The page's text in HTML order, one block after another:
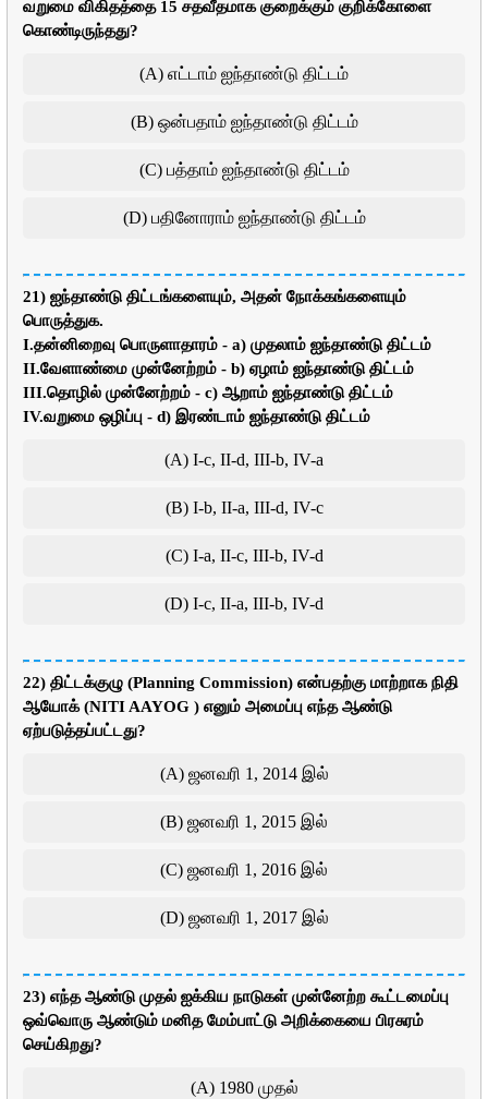
வறுமை விகிதத்தை 15 சதவீதமாக குறைக்கும் குறிக்கோளை
கொண்டிருந்தது?
(A) எட்டாம் ஐந்தாண்டு திட்டம்
(B) ஒன்பதாம் ஐந்தாண்டு திட்டம்
(C) பத்தாம் ஐந்தாண்டு திட்டம்
(D) பதினோராம் ஐந்தாண்டு திட்டம்
21) ஐந்தாண்டு திட்டங்களையும், அதன் நோக்கங்களையும்
பொருத்துக.
I.தன்னிறைவு பொருளாதாரம் - a) முதலாம் ஐந்தாண்டு திட்டம்
II.வேளாண்மை முன்னேற்றம் - b) ஏழாம் ஐந்தாண்டு திட்டம்
III.தொழில் முன்னேற்றம் - c) ஆறாம் ஐந்தாண்டு திட்டம்
IV.வறுமை ஒழிப்பு - d) இரண்டாம் ஐந்தாண்டு திட்டம்
(A) I-c, II-d, III-b, IV-a
(B) I-b, II-a, III-d, IV-c
(C) I-a, II-c, III-b, IV-d
(D) I-c, II-a, III-b, IV-d
22) திட்டக்குழு (Planning Commission) என்பதற்கு மாற்றாக நிதி
ஆயோக் (NITI AAYOG ) எனும் அமைப்பு எந்த ஆண்டு
ஏற்படுத்தப்பட்டது?
(A) ஜனவரி 1, 2014 இல்
(B) ஜனவரி 1, 2015 இல்
(C) ஜனவரி 1, 2016 இல்
(D) ஜனவரி 1, 2017 இல்
23) எந்த ஆண்டு முதல் ஐக்கிய நாடுகள் முன்னேற்ற கூட்டமைப்பு
ஒவ்வொரு ஆண்டும் மனித மேம்பாட்டு அறிக்கையை பிரசுரம்
செய்கிறது?
(A) 1980 முதல்